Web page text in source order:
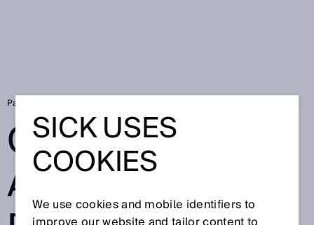
Page d'accueil
CONTRÔLE
AUTOMATISÉ
SICK USES
COOKIES
We use cookies and mobile identifiers to